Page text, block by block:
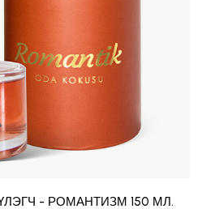
- РОМАНТИЗМ 150 МЛ.